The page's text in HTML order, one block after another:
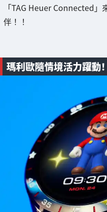
「TAG Heuer Connected
伴！！
瑪利歐隨情境活力躍動！